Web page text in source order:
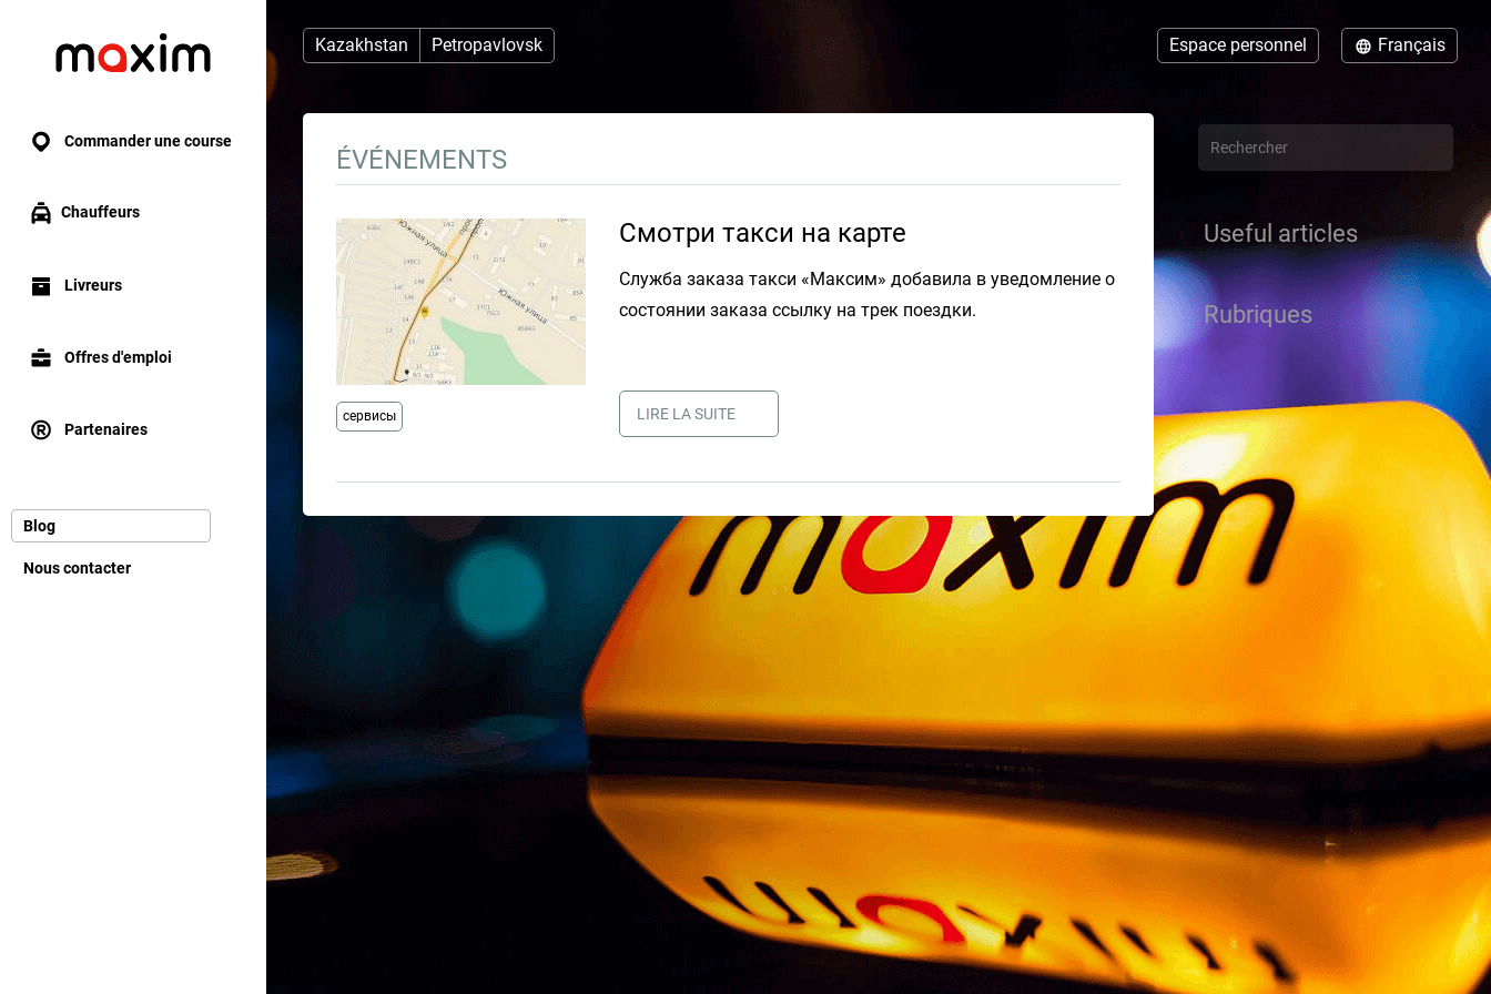
Commander une course
Chauffeurs
Livreurs
Offres d'emploi
Partenaires
Blog
Nous contacter
Kazakhstan Petropavlovsk Espace personnel Français
ÉVÉNEMENTS
сервисы
​Смотри такси на карте
Служба заказа такси «Максим» добавила в уведомление о
состоянии заказа ссылку на трек поездки.
LIRE LA SUITE
Useful articles
Rubriques